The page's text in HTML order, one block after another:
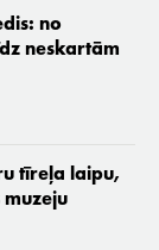
no
neskartām
tīreļa laipu,